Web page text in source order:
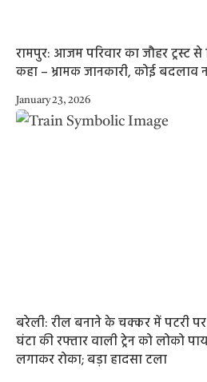
रामपुर: आजम परिवार का जौहर ट्रस्ट
कहा – भ्रामक जानकारी, कोई बदलाव
January 23, 2026
बरेली: रील बनाने के चक्कर में पटरी
घंटा की रफ्तार वाली ट्रेन को लोको
लगाकर रोका; बड़ा हादसा टला